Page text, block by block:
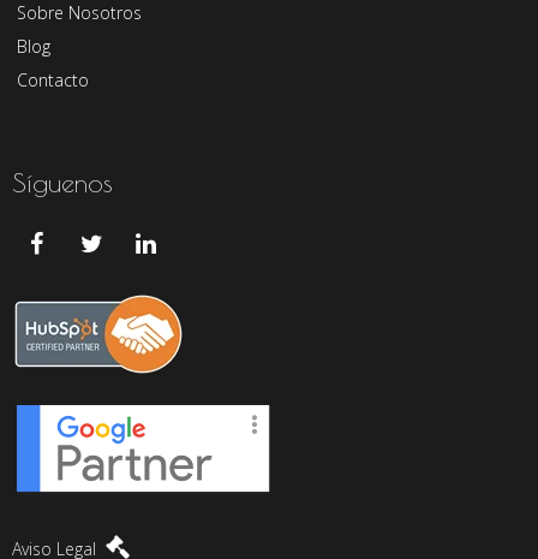
Sobre Nosotros
Blog
Contacto
Síguenos
Aviso Legal